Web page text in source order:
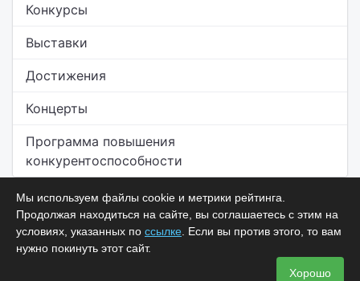
Конкурсы
Выставки
Достижения
Концерты
Программа повышения
конкурентоспособности
Мы используем файлы cookie и метрики рейтинга.
Продолжая находиться на сайте, вы соглашаетесь с этим на
условиях, указанных по ссылке . Если вы против этого, то вам
нужно покинуть этот сайт.
Хорошо